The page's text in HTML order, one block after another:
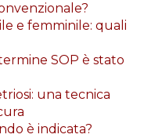
e femminile: quali
SOP è stato
una tecnica
è indicata?